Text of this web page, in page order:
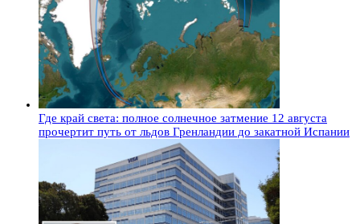
Где край света: полное солнечное затмение 12 августа
прочертит путь от льдов Гренландии до закатной Испании